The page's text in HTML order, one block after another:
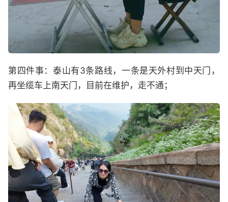
第四件事：泰山有3条路线，一条是天外村到中天门，
再坐缆车上南天门，目前在维护，走不通；